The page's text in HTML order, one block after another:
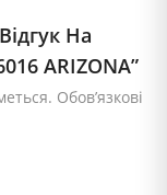
На
ARIZONA”
Обов’язкові